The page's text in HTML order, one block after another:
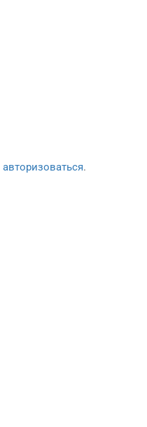
авторизоваться.